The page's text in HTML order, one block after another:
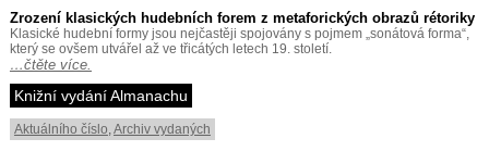
Zrození klasických hudebních forem z metaforických obrazů rétoriky
Klasické hudební formy jsou nejčastěji spojovány s pojmem „sonátová forma“,
který se ovšem utvářel až ve třicátých letech 19. století.
…čtěte více.
Knižní vydání Almanachu
Aktuálního číslo,Archiv vydaných